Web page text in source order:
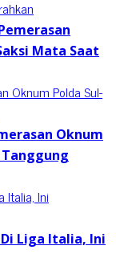
Mata Saat
Oknum
Tanggung
Liga Italia, Ini